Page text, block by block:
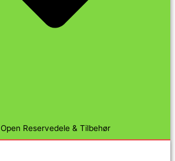
Open Reservedele & Tilbehør